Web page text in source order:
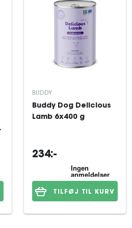
BUDDY
Buddy Dog Delicious
Lamb 6x400 g
234:-
TILFØJ TIL KURV